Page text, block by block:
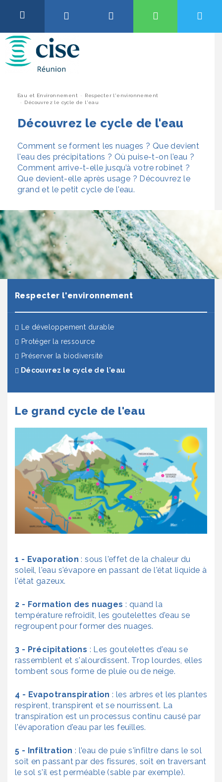
Abonnement et Raccordement
Installation et Services
Eau et Environnement
Aide et Contact
QUALITÉ DE L’EAU, TRAVAUX OU ENCORE
TARIFS…
Pour être informé de la qualité de l’eau et des travaux en cours
votre ville.
cherchant un autre code postal ou ville, pour commencer une
recherche, cliquez sur le nom de la ville ci-dessous.
Taper votre code postal ou le nom de votre ville
Accéder aux informations
Vous
ici
Eau et Environnement
Respecter l'environnement
Découvrez le cycle de l'eau
Découvrez le cycle de l'eau
Comment se forment les nuages ? Que devient
l'eau des précipitations ? Où puise-t-on l’eau ?
Comment arrive-t-elle jusqu’à votre robinet ?
Que devient-elle après usage ? Découvrez le
grand et le petit cycle de l'eau.
Respecter l'environnement
Le développement durable
Protéger la ressource
Préserver la biodiversité
Découvrez le cycle de l'eau
Le grand cycle de l'eau
1 - Evaporation: sous l'effet de la chaleur du
soleil, l'eau s'évapore en passant de l'état liquide à
l'état gazeux.
2 - Formation des nuages : quand la
température refroidit, les goutelettes d'eau se
regroupent pour former des nuages.
3 - Précipitations : Les goutelettes d'eau se
rassemblent et s'alourdissent. Trop lourdes, elles
tombent sous forme de pluie ou de neige.
4 - Evapotranspiration: les arbres et les plantes
respirent, transpirent et se nourrissent. La
transpiration est un processus continu causé par
l'évaporation d'eau par les feuilles.
5 - Infiltration : l'eau de puie s'infiltre dans le sol
soit en passant par des fissures, soit en traversant
le sol s'il est perméable (sable par exemple).